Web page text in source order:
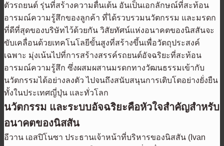
ตัวรถยนต์ รุ่นที่สร้างความตื่นเต้น อันเป็นเอกลักษณ์ที่สะท้อน
อารมณ์ความรู้สึกของลูกค้า ที่ได้รวบรวมนวัตกรรม และมรดก
ที่ดีที่สุดของบริษัทไว้ด้วยกัน วิสัยทัศน์แห่งอนาคตของนิสสันจะ
ขับเคลื่อนด้วยเทคโนโลยีขั้นสูงที่สร้างขึ้นเพื่อวัตถุประสงค์
เฉพาะ มุ่งเน้นไปที่การสร้างสรรค์รถยนต์อัจฉริยะที่สะท้อน
อารมณ์ความรู้สึก ซึ่งผสมผสานมรดกทางวัฒนธรรมเข้ากับ
นวัตกรรมได้อย่างลงตัว ไปจนถึงสนับสนุนการเติบโตอย่างยั่งยืน
ทั้งในประเทศญี่ปุ่น และทั่วโลก
นวัตกรรม และระบบอัจฉริยะคือหัวใจสำคัญสำหรับ
อนาคตของนิสสัน
อีวาน เอสปิโนซา ประธานเจ้าหน้าที่บริหารของนิสสัน (Ivan